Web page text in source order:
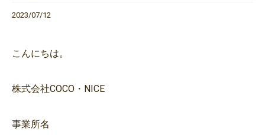
2023/07/12
こんにちは。
株式会社COCO・NICE
事業所名